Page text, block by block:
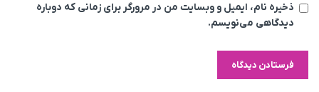
ذخیره نام، ایمیل و وبسایت من در مرورگر برای زمانی که دوباره
دیدگاهی می‌نویسم.